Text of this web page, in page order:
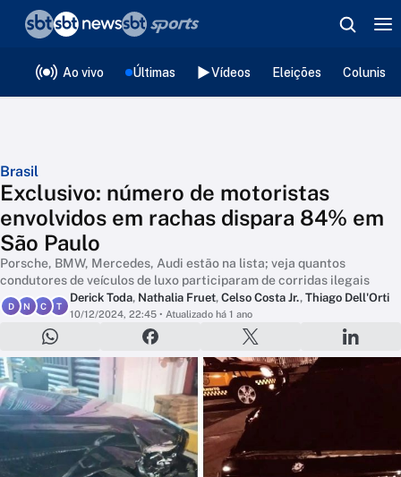
Ao vivo Últimas Vídeos Eleições
Brasil
Exclusivo: número de motoristas
envolvidos em rachas dispara 84% em
São Paulo
Porsche, BMW, Mercedes, Audi estão na lista; veja quantos
condutores de veículos de luxo participaram de corridas ilegais
D N C T
Derick Toda, Nathalia Fruet, Celso Costa Jr., Thiago Dell'Orti
10/12/2024, 22:45 • Atualizado há 1 ano
❮voltar
Editorias